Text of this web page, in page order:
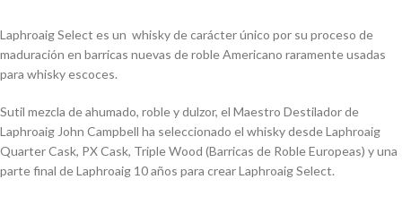
Laphroaig Select es un whisky de carácter único por su proceso de
maduración en barricas nuevas de roble Americano raramente usadas
para whisky escoces.
Sutil mezcla de ahumado, roble y dulzor, el Maestro Destilador de
Laphroaig John Campbell ha seleccionado el whisky desde Laphroaig
Quarter Cask, PX Cask, Triple Wood (Barricas de Roble Europeas) y una
parte final de Laphroaig 10 años para crear Laphroaig Select.